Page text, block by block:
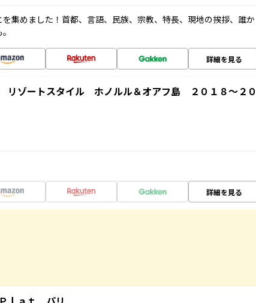
集めました！首都、言語、民族、宗教、特長、現地の挨拶、誰か
詳細を見る
ゾートスタイル ホノルル＆オアフ島 ２０１８～２０
詳細を見る